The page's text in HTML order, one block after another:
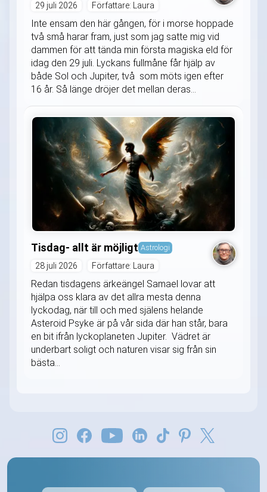
29 juli 2026 Författare: Laura
Inte ensam den här gången, för i morse hoppade
två små harar fram, just som jag satte mig vid
dammen för att tända min första magiska eld för
idag den 29 juli. Lyckans fullmåne får hjälp av
både Sol och Jupiter, två som möts igen efter
16 år. Så länge dröjer det mellan deras...
Tisdag- allt är möjligt Astrologi
28 juli 2026 Författare: Laura
Redan tisdagens ärkeängel Samael lovar att
hjälpa oss klara av det allra mesta denna
lyckodag, när till och med själens helande
Asteroid Psyke är på vår sida där han står, bara
en bit ifrån lyckoplaneten Jupiter. Vädret är
underbart soligt och naturen visar sig från sin
bästa...